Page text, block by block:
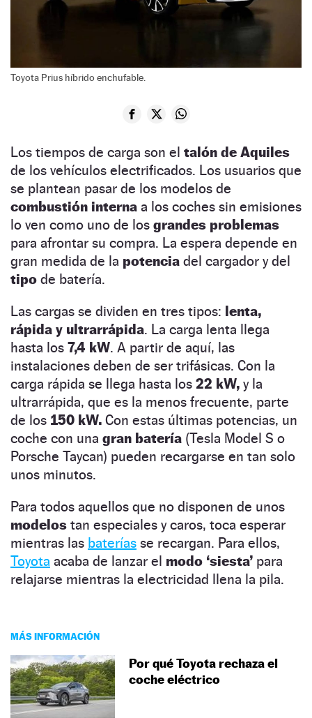
Toyota Prius híbrido enchufable.
Los tiempos de carga son el talón de Aquiles
de los vehículos electrificados. Los usuarios que
se plantean pasar de los modelos de
combustión interna a los coches sin emisiones
lo ven como uno de los grandes problemas
para afrontar su compra. La espera depende en
gran medida de la potencia del cargador y del
tipo de batería.
Las cargas se dividen en tres tipos: lenta,
rápida y ultrarrápida. La carga lenta llega
hasta los 7,4 kW. A partir de aquí, las
instalaciones deben de ser trifásicas. Con la
carga rápida se llega hasta los 22 kW, y la
ultrarrápida, que es la menos frecuente, parte
de los 150 kW. Con estas últimas potencias, un
coche con una gran batería (Tesla Model S o
Porsche Taycan) pueden recargarse en tan solo
unos minutos.
Para todos aquellos que no disponen de unos
modelos tan especiales y caros, toca esperar
mientras las baterías se recargan. Para ellos,
Toyota acaba de lanzar el modo ‘siesta’ para
relajarse mientras la electricidad llena la pila.
MÁS INFORMACIÓN
Por qué Toyota rechaza el
coche eléctrico